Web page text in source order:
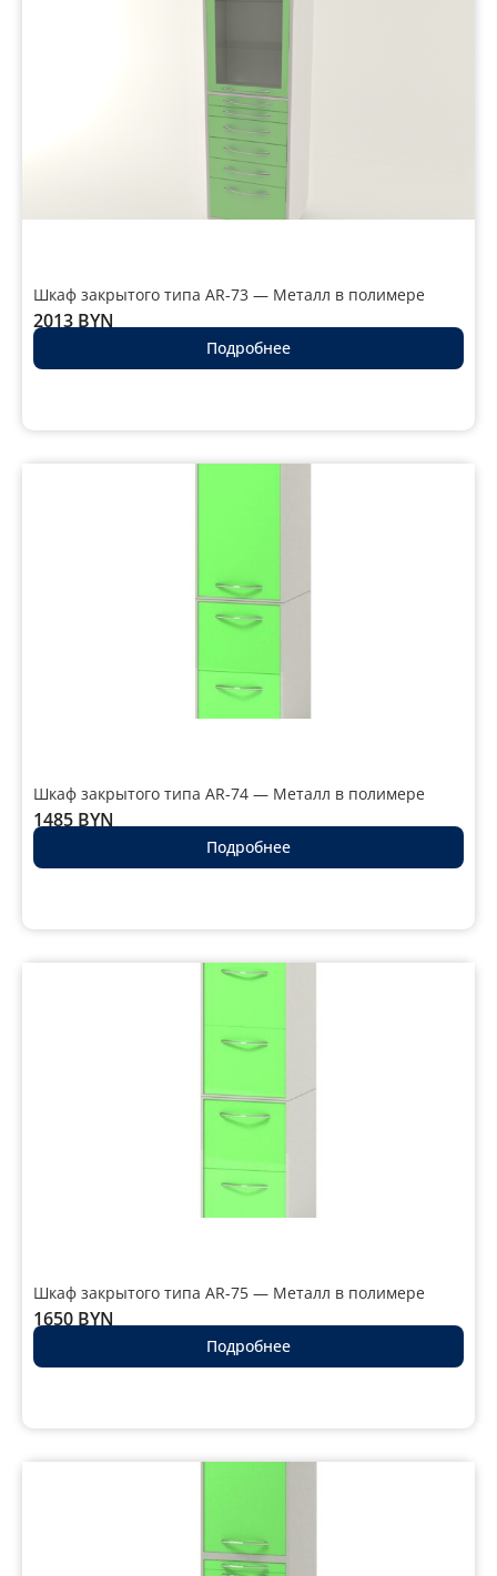
Шкаф закрытого типа AR-73 — Металл в полимере
2013 BYN
Подробнее
Шкаф закрытого типа AR-74 — Металл в полимере
1485 BYN
Подробнее
Шкаф закрытого типа AR-75 — Металл в полимере
1650 BYN
Подробнее